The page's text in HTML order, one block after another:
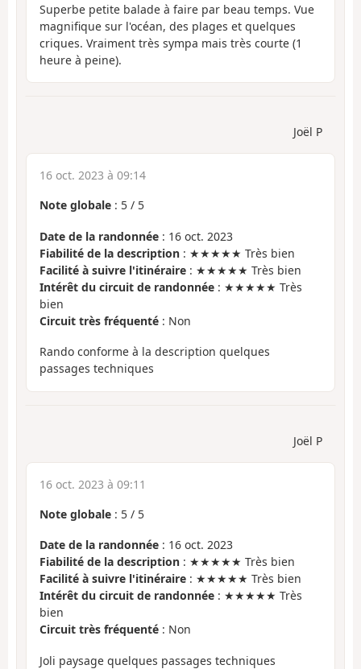
Superbe petite balade à faire par beau temps. Vue
magnifique sur l'océan, des plages et quelques
criques. Vraiment très sympa mais très courte (1
heure à peine).
Joël P
16 oct. 2023 à 09:14
Note globale : 5 / 5
Date de la randonnée : 16 oct. 2023
Fiabilité de la description : ★★★★★ Très bien
Facilité à suivre l'itinéraire : ★★★★★ Très bien
Intérêt du circuit de randonnée : ★★★★★ Très
bien
Circuit très fréquenté : Non
Rando conforme à la description quelques
passages techniques
Joël P
16 oct. 2023 à 09:11
Note globale : 5 / 5
Date de la randonnée : 16 oct. 2023
Fiabilité de la description : ★★★★★ Très bien
Facilité à suivre l'itinéraire : ★★★★★ Très bien
Intérêt du circuit de randonnée : ★★★★★ Très
bien
Circuit très fréquenté : Non
Joli paysage quelques passages techniques